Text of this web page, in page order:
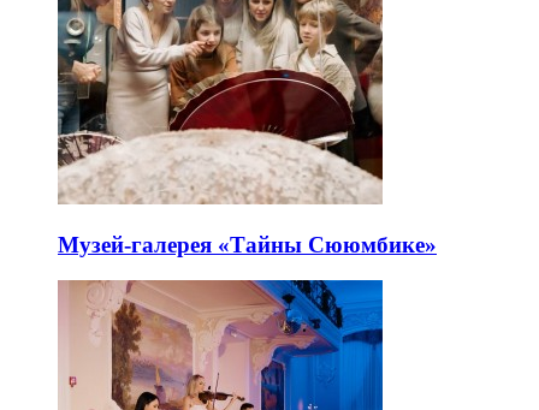
Музей-галерея «Тайны Сююмбике»